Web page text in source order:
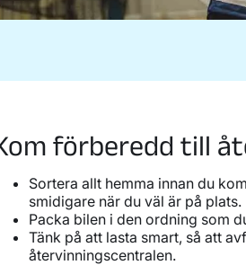
förberedd till
Sortera allt hemma innan du
smidigare när du väl är på plats.
Packa bilen i den ordning som
Tänk på att lasta smart, så att
återvinningscentralen.